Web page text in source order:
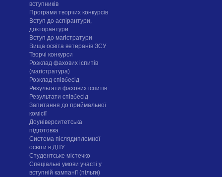
вступників
Програми творчих конкурсiв
Вступ до аспірантури,
докторантури
Вступ до магістратури
Вища освіта ветеранів ЗСУ
Творчі конкурси
Розклад фахових іспитів
(магістратура)
Розклад співбесід
Результати фахових іспитів
Результати співбесід
Запитання до приймальної
комісії
Доуніверситетська
підготовка
Система післядипломної
освіти в ДНУ
Cтудентське містечко
Спеціальні умови участі у
вступній кампанії (пільги)